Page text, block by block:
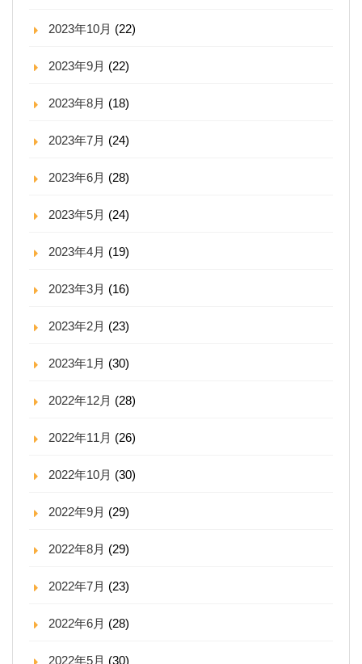
2023年10月 (22)
2023年9月 (22)
2023年8月 (18)
2023年7月 (24)
2023年6月 (28)
2023年5月 (24)
2023年4月 (19)
2023年3月 (16)
2023年2月 (23)
2023年1月 (30)
2022年12月 (28)
2022年11月 (26)
2022年10月 (30)
2022年9月 (29)
2022年8月 (29)
2022年7月 (23)
2022年6月 (28)
2022年5月 (30)